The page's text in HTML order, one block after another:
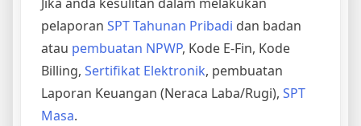
pelaporan SPT Tahunan Pribadi dan badan
atau pembuatan NPWP, Kode E-Fin, Kode
Billing, Sertifikat Elektronik, pembuatan
Laporan Keuangan (Neraca Laba/Rugi), SPT
Masa.